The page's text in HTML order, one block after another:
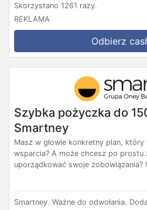
Skorzystano 1261 razy.
REKLAMA
Odbierz
Szybka pożyczka do
Smartney
Masz w głowie konkretny plan,
wsparcia? A może chcesz po prostu
uporządkować swoje zobowiązania?
Smartney. Ważne do odwołania.